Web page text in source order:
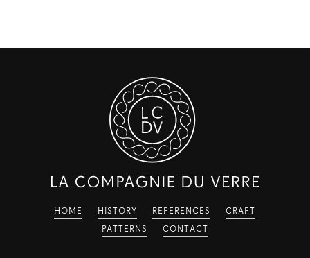
HOME HISTORY REFERENCES CRAFT
PATTERNS CONTACT